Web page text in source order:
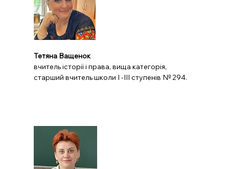
Тетяна Ващенок
вчитель історії і права, вища категорія,
старший вчитель школи І -ІІІ ступенів № 294.